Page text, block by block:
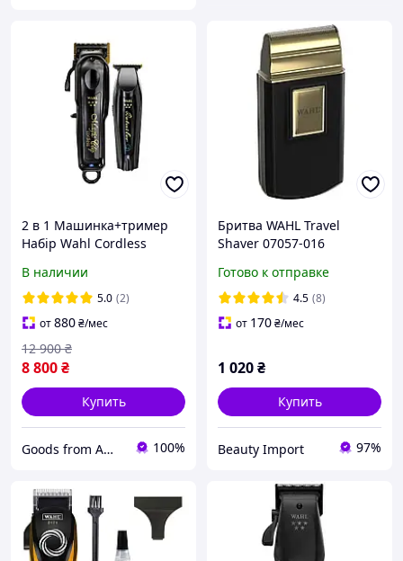
2 в 1 Машинка+тример
Набір Wahl Cordless
В наличии
5.0 (2)
от880₴/мес
8 800₴
12 900 ₴
Купить
Goods from America 100%
Бритва WAHL Travel
Shaver 07057-016
Готово к отправке
4.5 (8)
от 170₴/мес
1 020₴
Купить
Beauty Import 97%